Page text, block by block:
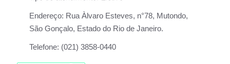
Endereço: Rua Àlvaro Esteves, n°78, Mutondo,
São Gonçalo, Estado do Rio de Janeiro.
Telefone: (021) 3858-0440